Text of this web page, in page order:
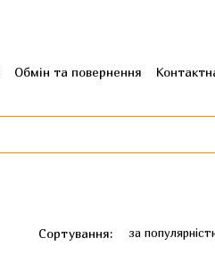
Обмін та повернення
Сортування: за